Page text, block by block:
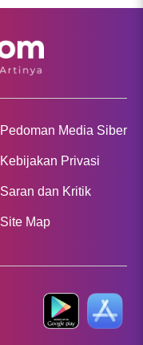
Pedoman Media Siber
Kebijakan Privasi
Saran dan Kritik
Site Map